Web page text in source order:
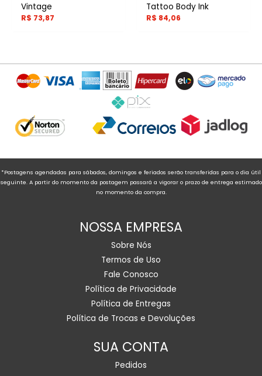
Vintage
R$ 73,87
Tattoo Body Ink
R$ 84,06
*Postagens agendadas para sábados, domingos e feriados serão transferidas para o dia útil
seguinte. A partir do momento da postagem passará a vigorar o prazo de entrega estimado
no momento da compra.
NOSSA EMPRESA
Sobre Nós
Termos de Uso
Fale Conosco
Política de Privacidade
Política de Entregas
Política de Trocas e Devoluções
SUA CONTA
Pedidos